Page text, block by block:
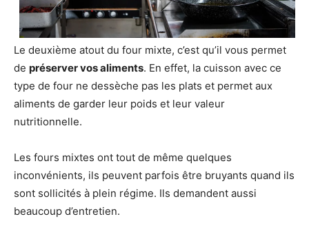
Le deuxième atout du four mixte, c’est qu’il vous permet
de préserver vos aliments. En effet, la cuisson avec ce
type de four ne dessèche pas les plats et permet aux
aliments de garder leur poids et leur valeur
nutritionnelle.
Les fours mixtes ont tout de même quelques
inconvénients, ils peuvent parfois être bruyants quand ils
sont sollicités à plein régime. Ils demandent aussi
beaucoup d’entretien.